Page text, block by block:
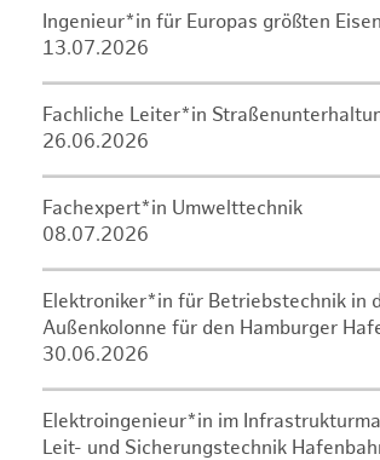
Ingenieur*in für Europas größten
13.07.2026
Fachliche Leiter*in
26.06.2026
Fachexpert*in Umwelttechnik
08.07.2026
Elektroniker*in für Betriebstechnik in
Außenkolonne für den Hamburger
30.06.2026
Elektroingenieur*in im
Leit- und Sicherungstechnik